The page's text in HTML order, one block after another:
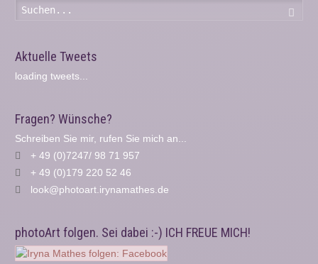
Aktuelle Tweets
loading tweets...
Fragen? Wünsche?
Schreiben Sie mir, rufen Sie mich an...
+ 49 (0)7247/ 98 71 957
+ 49 (0)179 220 52 46
look@photoart.irynamathes.de
photoArt folgen. Sei dabei :-) ICH FREUE MICH!